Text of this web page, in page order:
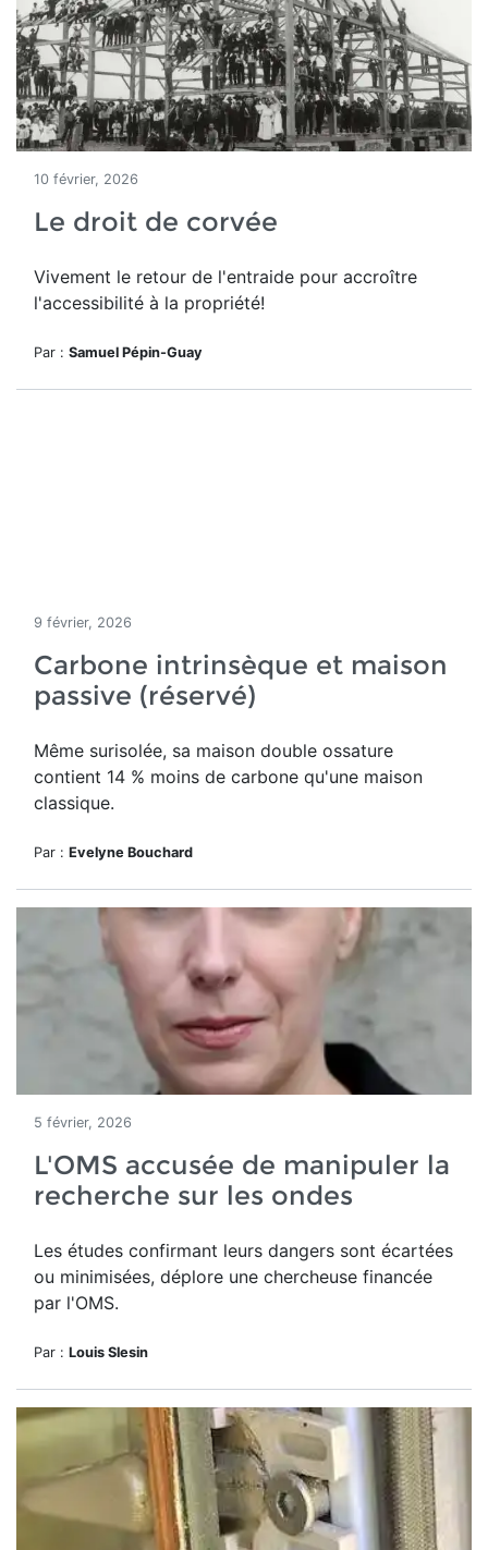
10 février, 2026
Le droit de corvée
Vivement le retour de l'entraide pour accroître
l'accessibilité à la propriété!
Par : Samuel Pépin-Guay
9 février, 2026
Carbone intrinsèque et maison
passive (réservé)
Même surisolée, sa maison double ossature
contient 14 % moins de carbone qu'une maison
classique.
Par : Evelyne Bouchard
5 février, 2026
L'OMS accusée de manipuler la
recherche sur les ondes
Les études confirmant leurs dangers sont écartées
ou minimisées, déplore une chercheuse financée
par l'OMS.
Par : Louis Slesin